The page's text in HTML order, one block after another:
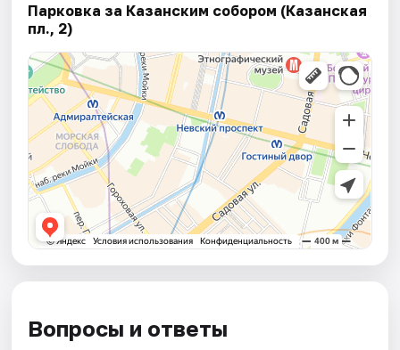
Парковка за Казанским собором (Казанская
пл., 2)
Вопросы и ответы